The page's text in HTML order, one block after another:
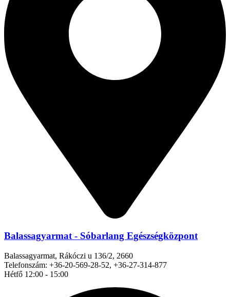
Balassagyarmat - Sóbarlang Egészségközpont
Balassagyarmat, Rákóczi u 136/2, 2660
Telefonszám: +36-20-569-28-52, +36-27-314-877
Hétfő 12:00 - 15:00